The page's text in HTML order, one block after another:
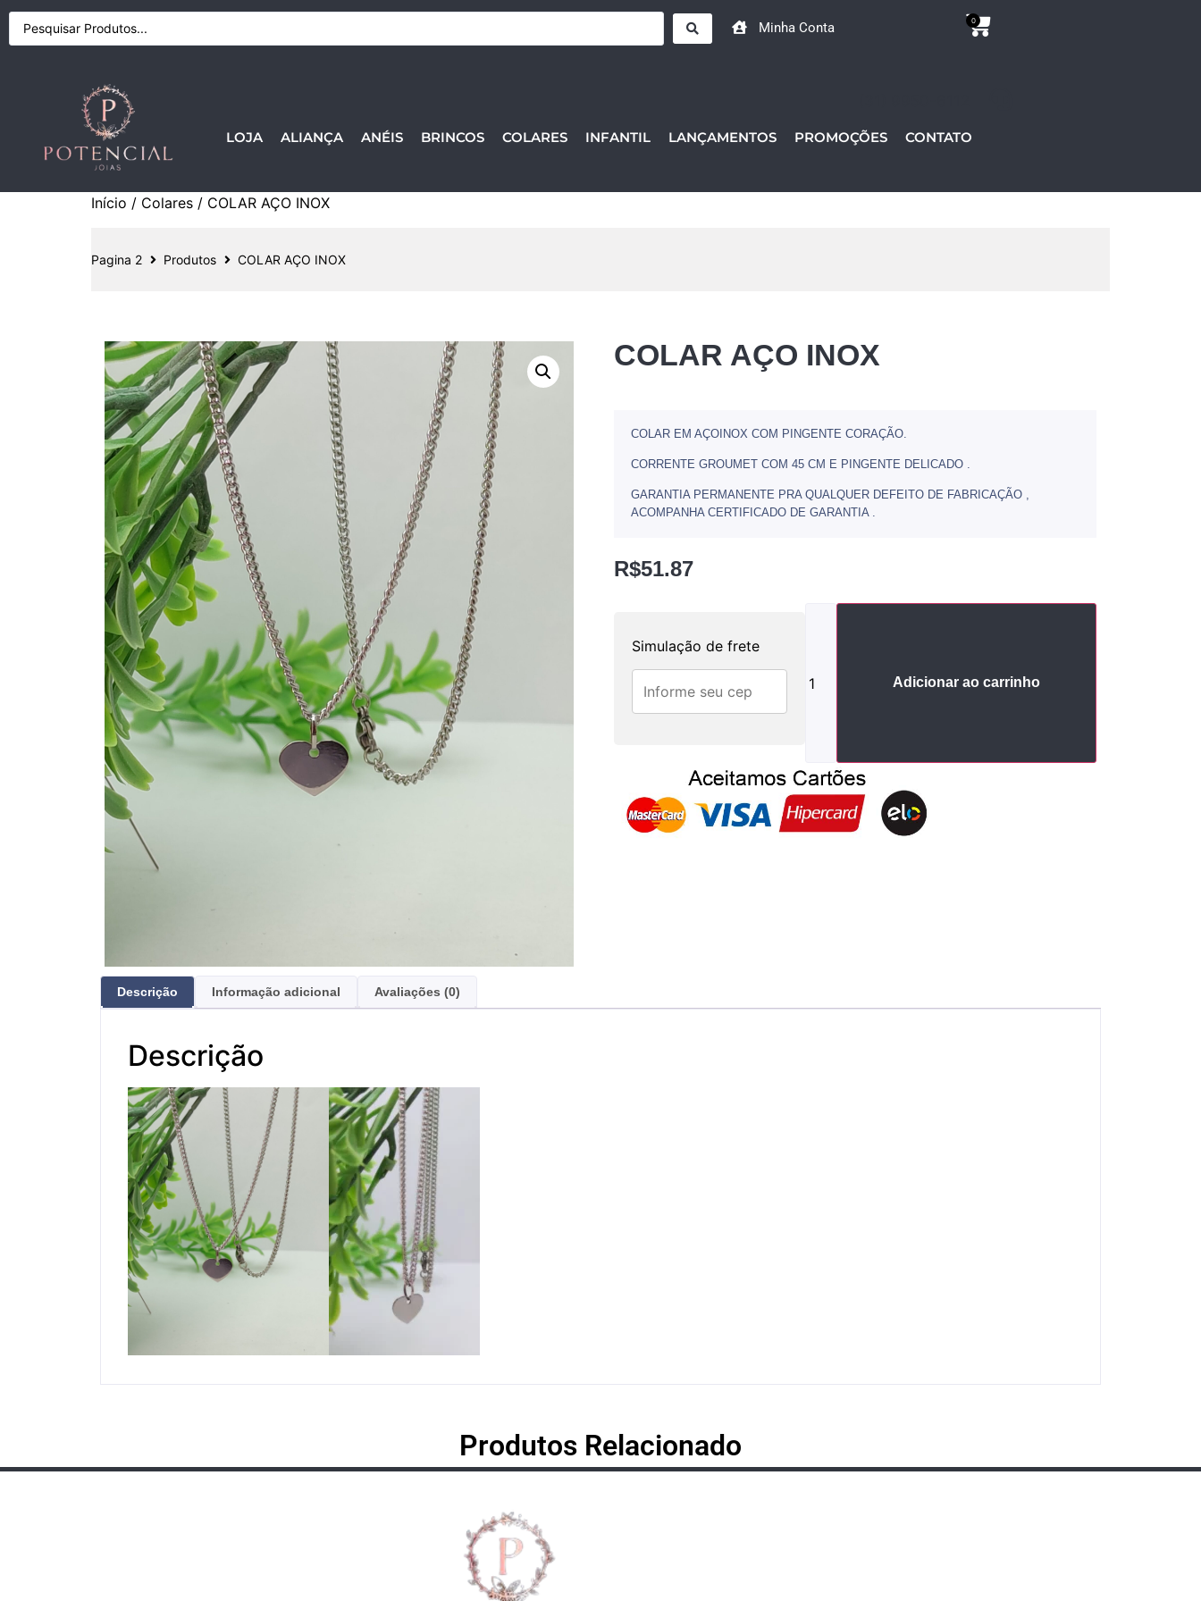
Minha Conta 0
LOJA ALIANÇA ANÉIS BRINCOS COLARES INFANTIL LANÇAMENTOS PROMOÇÕES CONTATO
Início / Colares / COLAR AÇO INOX
Pagina 2 Produtos COLAR AÇO INOX
COLAR AÇO INOX
COLAR EM AÇOINOX COM PINGENTE CORAÇÃO.
CORRENTE GROUMET COM 45 CM E PINGENTE DELICADO .
GARANTIA PERMANENTE PRA QUALQUER DEFEITO DE FABRICAÇÃO ,
ACOMPANHA CERTIFICADO DE GARANTIA .
R$51.87
Simulação de frete
Adicionar ao carrinho
Descrição Informação adicional Avaliações (0)
Descrição
Produtos Relacionado